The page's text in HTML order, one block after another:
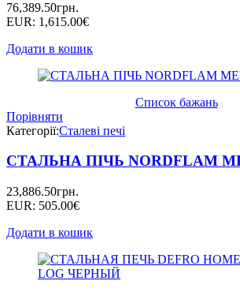
76,389.50грн.
EUR: 1,615.00€
Додати в кошик
Список бажань
Порівняти
Категорії:Сталеві печі
СТАЛЬНА ПІЧЬ NORDFLAM
23,886.50грн.
EUR: 505.00€
Додати в кошик